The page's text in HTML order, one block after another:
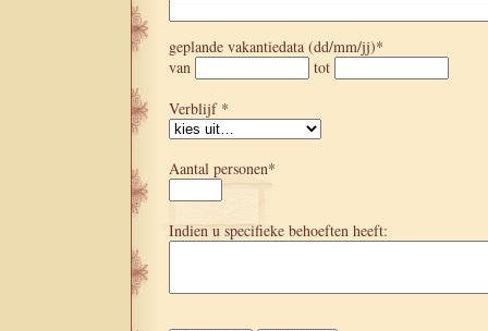
geplande vakantiedata (dd/mm/jj)*
van
tot
Verblijf *
Aantal personen*
Indien u specifieke behoeften heeft: